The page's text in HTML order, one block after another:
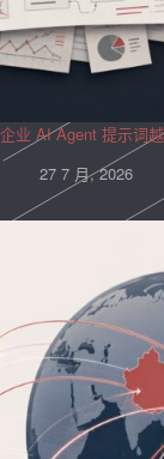
企业 AI Agent 提示词
27 7 月, 2026